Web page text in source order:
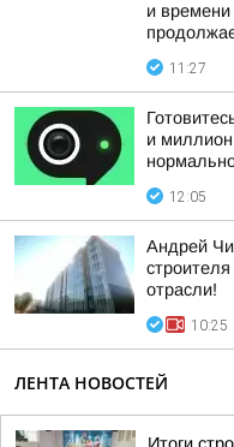
и
11:27
и
12:05
Андрей
отрасли!
10:25
ЛЕНТА НОВОСТЕЙ